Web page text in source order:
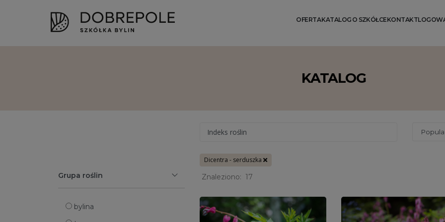
OFERTAKATALOG O SZKÓŁCEKONTAKT
KATALOG
Indeks roślin
Grupa roślin
bylina
Dicentra - serduszka
Znaleziono: 17